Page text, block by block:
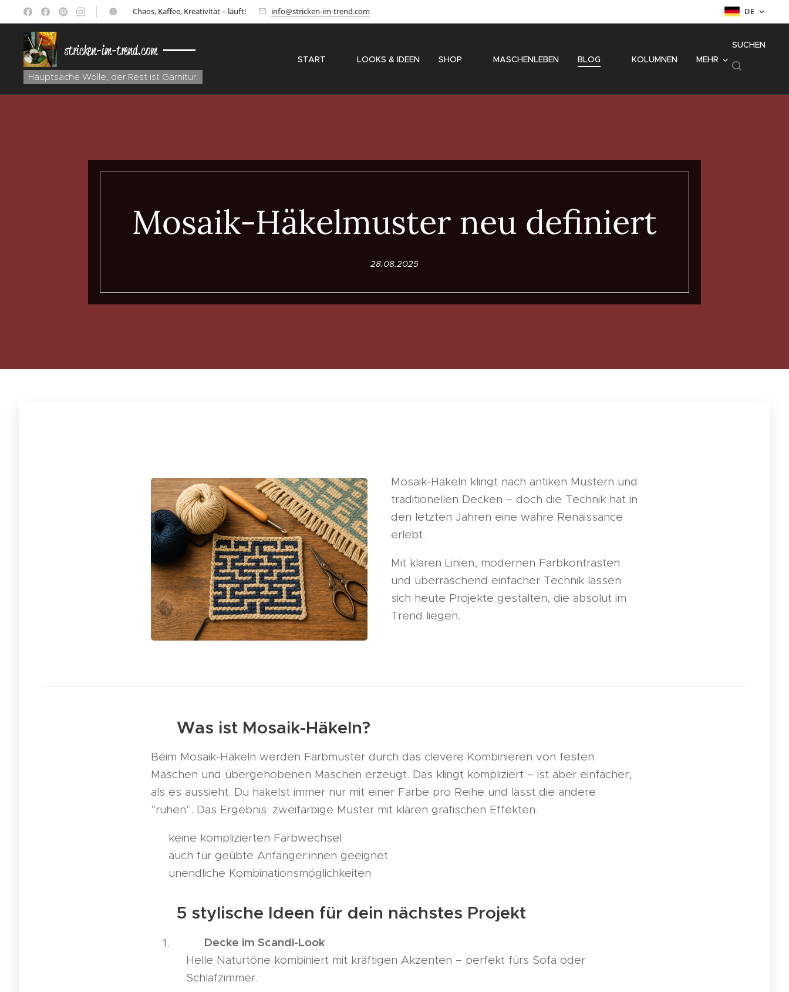
☕ Chaos, Kaffee, Kreativität – läuft! info@stricken-im-trend.com DE
stricken-im-trend.com
Hauptsache Wolle, der Rest ist Garnitur.
START ✨ LOOKS & IDEEN SHOP 〽️ MASCHENLEBEN BLOG ⚜️ KOLUMNEN MEHR
SUCHEN
Mosaik-Häkelmuster neu definiert
28.08.2025
Mosaik-Häkeln klingt nach antiken Mustern und
traditionellen Decken – doch die Technik hat in
den letzten Jahren eine wahre Renaissance
erlebt.
Mit klaren Linien, modernen Farbkontrasten
und überraschend einfacher Technik lassen
sich heute Projekte gestalten, die absolut im
Trend liegen.
🧩 Was ist Mosaik-Häkeln?
Beim Mosaik-Häkeln werden Farbmuster durch das clevere Kombinieren von festen
Maschen und übergehobenen Maschen erzeugt. Das klingt kompliziert – ist aber einfacher,
als es aussieht. Du häkelst immer nur mit einer Farbe pro Reihe und lässt die andere
"ruhen". Das Ergebnis: zweifarbige Muster mit klaren grafischen Effekten.
✔ keine komplizierten Farbwechsel
✔ auch für geübte Anfänger:innen geeignet
✔ unendliche Kombinationsmöglichkeiten
💡 5 stylische Ideen für dein nächstes Projekt
Decke im Scandi-Look
Helle Naturtöne kombiniert mit kräftigen Akzenten – perfekt fürs Sofa oder
Schlafzimmer.